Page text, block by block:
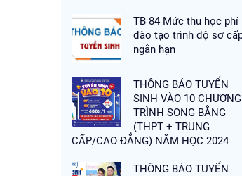
TB 84 Mức thu học phí
đào tạo trình độ sơ
ngắn hạn
THÔNG BÁO TUYỂN
SINH VÀO 10 CHƯƠNG
TRÌNH SONG BẰNG
(THPT + TRUNG
CẤP/CAO ĐẲNG) NĂM HỌC 2024
THÔNG BÁO TUYỂN